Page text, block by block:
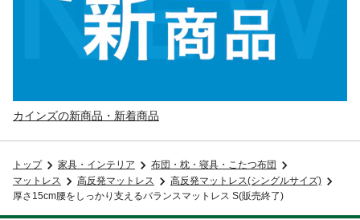
カインズの新商品・新着商品
トップ 家具・インテリア
布団・枕・寝具・こたつ布団
マットレス
高反発マットレス
高反発マットレス(シングルサイズ)
厚さ15cm腰をしっかり支えるバランスマットレス S(販売終了)